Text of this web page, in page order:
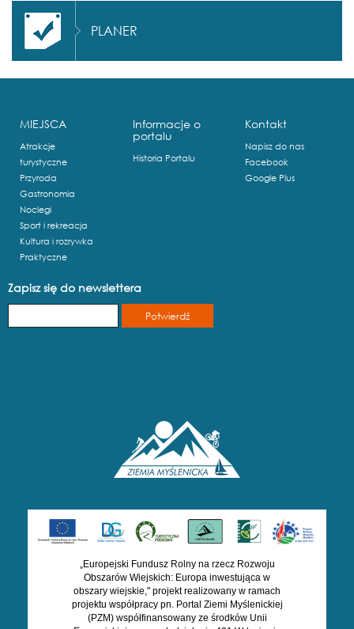
PLANER
MIEJSCA
Atrakcje
turystyczne
Przyroda
Gastronomia
Noclegi
Sport i rekreacja
Kultura i rozrywka
Praktyczne
Informacje o
portalu
Historia Portalu
Kontakt
Napisz do nas
Facebook
Google Plus
Zapisz się do newslettera
„Europejski Fundusz Rolny na rzecz Rozwoju
Obszarów Wiejskich: Europa inwestująca w
obszary wiejskie," projekt realizowany w ramach
projektu współpracy pn. Portal Ziemi Myślenickiej
(PZM) współfinansowany ze środków Unii